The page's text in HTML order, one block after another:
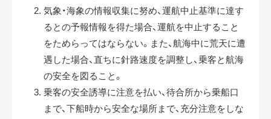
気象・海象の情報収集に努め、運航中止基準に達す
るとの予報情報を得た場合、運航を中止すること
をためらってはならない。また、航海中に荒天に遭
遇した場合、直ちに針路速度を調整し、乗客と航海
の安全を図ること。
乗客の安全誘導に注意を払い、待合所から乗船口
まで、下船時から安全な場所まで、充分注意をしな